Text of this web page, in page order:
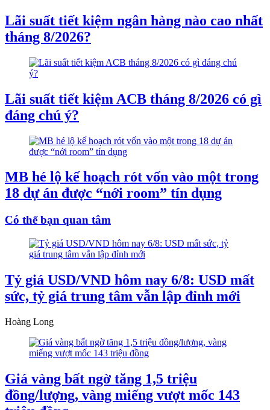
Lãi suất tiết kiệm ngân hàng nào cao nhất
tháng 8/2026?
Lãi suất tiết kiệm ACB tháng 8/2026 có gì
đáng chú ý?
MB hé lộ kế hoạch rót vốn vào một trong
18 dự án được “nới room” tín dụng
Có thể bạn quan tâm
Tỷ giá USD/VND hôm nay 6/8: USD mất
sức, tỷ giá trung tâm vẫn lập đỉnh mới
Hoàng Long
Giá vàng bất ngờ tăng 1,5 triệu
đồng/lượng, vàng miếng vượt mốc 143